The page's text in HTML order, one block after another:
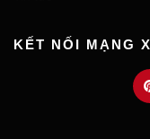
KẾT NỐI MẠNG